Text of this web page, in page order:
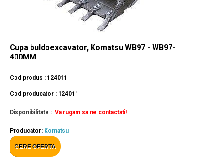
Cupa buldoexcavator, Komatsu WB97 - WB97-
400MM
Cod produs : 124011
Cod producator : 124011
Disponibilitate : Va rugam sa ne contactati!
Producator: Komatsu
CERE OFERTA